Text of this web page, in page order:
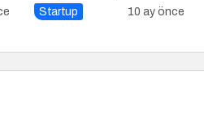
Buluşacak!
Startup 10 ay önce